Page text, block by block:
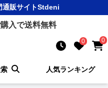
通販サイトStdeni
入で送料無料
0 0
人気ランキング